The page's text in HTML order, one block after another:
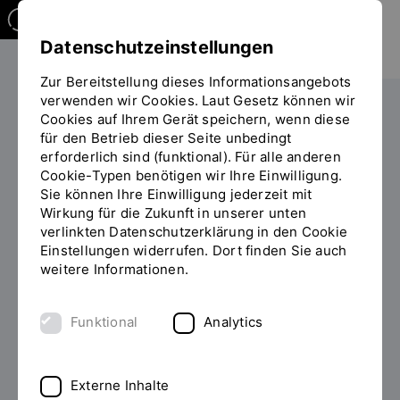
PERSONEN
Prof. Dr. Christoph Palm
Zum Personenverzeichnis
Datenschutzeinstellungen
Zur Bereitstellung dieses Informationsangebots
verwenden wir Cookies. Laut Gesetz können wir
Cookies auf Ihrem Gerät speichern, wenn diese
für den Betrieb dieser Seite unbedingt
erforderlich sind (funktional). Für alle anderen
Cookie-Typen benötigen wir Ihre Einwilligung.
Sie können Ihre Einwilligung jederzeit mit
Wirkung für die Zukunft in unserer unten
verlinkten Datenschutzerklärung in den Cookie
Einstellungen widerrufen. Dort finden Sie auch
weitere Informationen.
Funktional Analytics
Externe Inhalte